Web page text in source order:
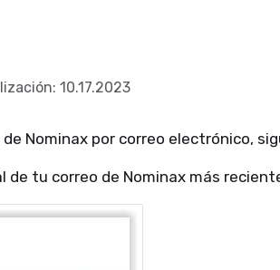
: 10.17.2023
Nominax por correo electrónico,
de tu correo de Nominax más